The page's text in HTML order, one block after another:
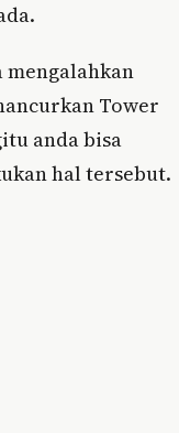
mengalahkan
Tower
anda bisa
hal tersebut.